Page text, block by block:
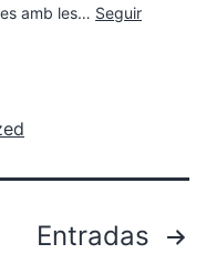
amb les… Seguir
Entradas